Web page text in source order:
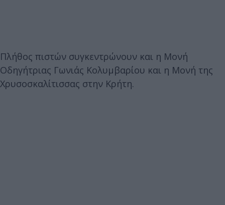
Πλήθος πιστών συγκεντρώνουν και η Μονή
Οδηγήτριας Γωνιάς Κολυμβαρίου και η Μονή της
Χρυσοσκαλίτισσας στην Κρήτη.